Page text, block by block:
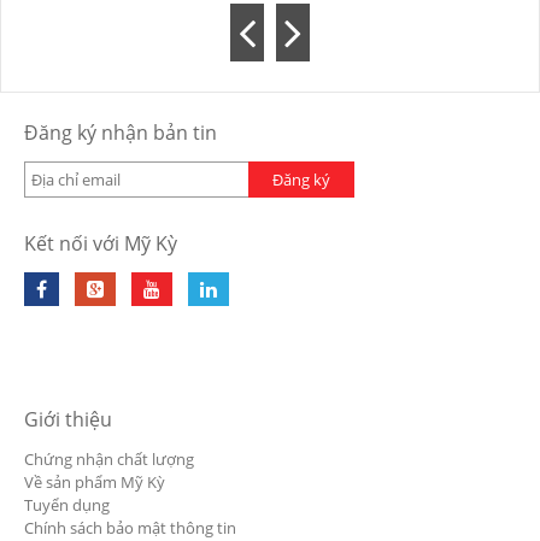
Đăng ký nhận bản tin
Đăng ký
Kết nối với Mỹ Kỳ
Giới thiệu
Chứng nhận chất lượng
Về sản phẩm Mỹ Kỳ
Tuyển dụng
Chính sách bảo mật thông tin